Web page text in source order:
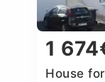
1
House